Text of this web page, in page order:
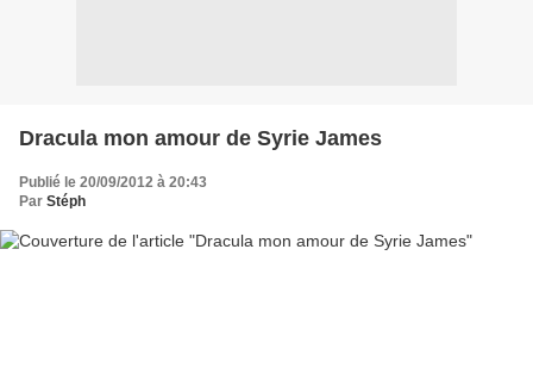
Dracula mon amour de Syrie James
Publié le 20/09/2012 à 20:43
Par Stéph